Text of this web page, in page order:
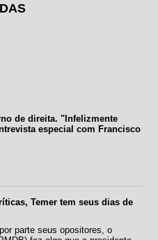
de direita. "Infelizmente
especial com Francisco
Temer tem seus dias de
parte seus opositores, o